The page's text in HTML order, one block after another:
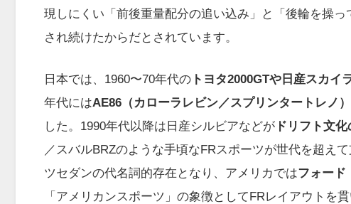
現しにくい「前後重量配分の追い込み」と「後輪を操
され続けたからだとされています。
日本では、1960〜70年代の トヨタ2000GTや日産スカイ
年代にはAE86（カローラレビン／スプリンタートレノ）
した。1990年代以降は日産シルビアなどが ドリフト文
／スバルBRZのような手頃なFRスポーツが世代を超え
ツセダンの代名詞的存在となり、アメリカではフォード
「アメリカンスポーツ」の象徴としてFRレイアウトを貫